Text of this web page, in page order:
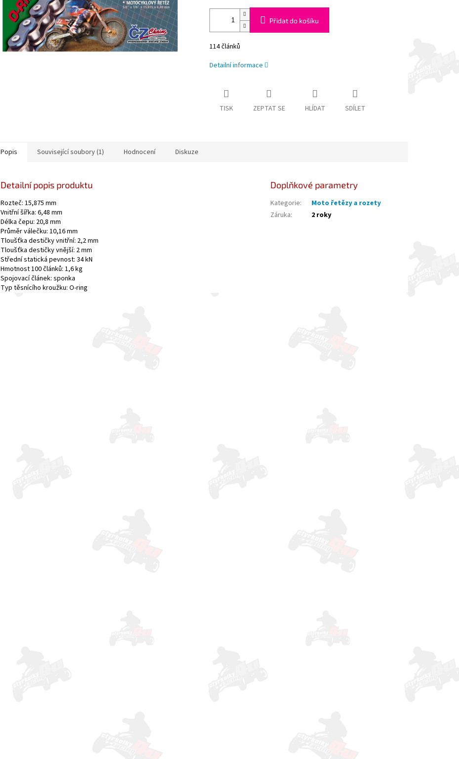
Přidat do košíku
114 článků
Detailní informace
TISK ZEPTAT SE HLÍDAT SDÍLET
Popis Související soubory (1) Hodnocení Diskuze
Detailní popis produktu
Rozteč: 15,875 mm
Vnitřní šířka: 6,48 mm
Délka čepu: 20,8 mm
Průměr válečku: 10,16 mm
Tloušťka destičky vnitřní: 2,2 mm
Tloušťka destičky vnější: 2 mm
Střední statická pevnost: 34 kN
Hmotnost 100 článků: 1,6 kg
Spojovací článek: sponka
Typ těsnícího kroužku: O-ring
Doplňkové parametry
Kategorie:
Moto řetězy a rozety
Záruka: 2 roky